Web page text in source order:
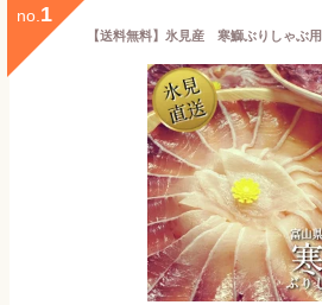
no. 1